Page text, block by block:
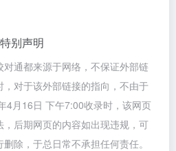
特别声明
通都来源于网络，不保证外部链
对于该外部链接的指向，不由于
4月16日 下午7:00收录时，该网页
，后期网页的内容如出现违规，可
除，于总日常不承担任何责任。